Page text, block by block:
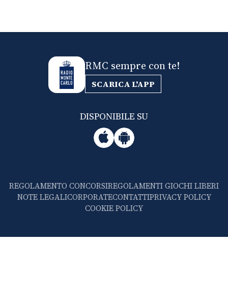
RMC sempre con te!
SCARICA L'APP
DISPONIBILE SU
REGOLAMENTO CONCORSIREGOLAMENTI GIOCHI LIBERI
NOTE LEGALICORPORATECONTATTIPRIVACY POLICY
COOKIE POLICY